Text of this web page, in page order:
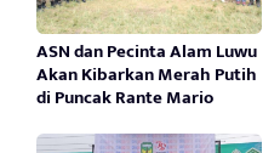
ASN dan Pecinta Alam Luwu
Akan Kibarkan Merah Putih
di Puncak Rante Mario